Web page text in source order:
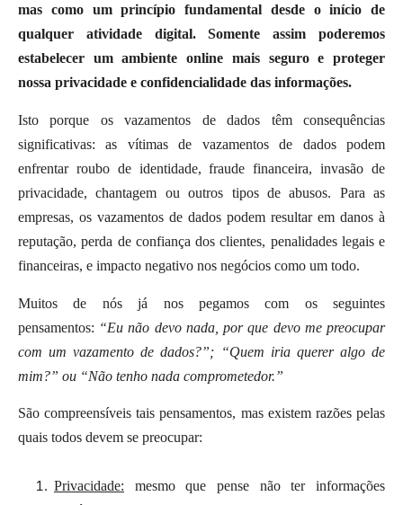
mas como um princípio fundamental desde o início de
qualquer atividade digital. Somente assim poderemos
estabelecer um ambiente online mais seguro e proteger
nossa privacidade e confidencialidade das informações.
Isto porque os vazamentos de dados têm consequências
significativas: as vítimas de vazamentos de dados podem
enfrentar roubo de identidade, fraude financeira, invasão de
privacidade, chantagem ou outros tipos de abusos. Para as
empresas, os vazamentos de dados podem resultar em danos à
reputação, perda de confiança dos clientes, penalidades legais e
financeiras, e impacto negativo nos negócios como um todo.
Muitos de nós já nos pegamos com os seguintes
pensamentos: “Eu não devo nada, por que devo me preocupar
com um vazamento de dados?”; “Quem iria querer algo de
mim?” ou “Não tenho nada comprometedor.”
São compreensíveis tais pensamentos, mas existem razões pelas
quais todos devem se preocupar:
Privacidade: mesmo que pense não ter informações